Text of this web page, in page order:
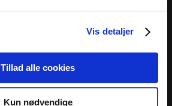
Vis detaljer
Tillad alle cookies
Kun nødvendige
· adm@dsn.dk